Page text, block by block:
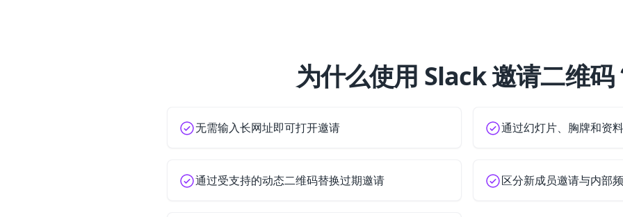
为什么使用 Slack 邀请二维码
无需输入长网址即可打开邀请 通过幻灯片、胸牌和资
通过受支持的动态二维码替换过期邀请 区分新成员邀请与内部